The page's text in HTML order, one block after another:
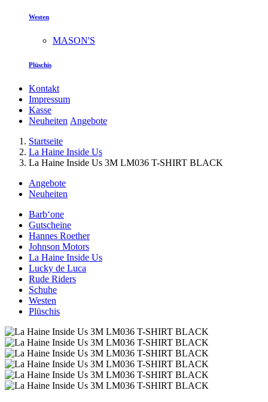
Westen
MASON'S
Plüschis
Kontakt
Impressum
Kasse
Neuheiten Angebote
Startseite
La Haine Inside Us
La Haine Inside Us 3M LM036 T-SHIRT BLACK
Angebote
Neuheiten
Barb‘one
Gutscheine
Hannes Roether
Johnson Motors
La Haine Inside Us
Lucky de Luca
Rude Riders
Schuhe
Westen
Plüschis